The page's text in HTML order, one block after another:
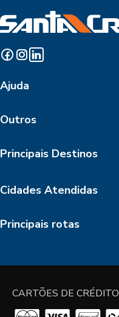
Ajuda
Outros
Principais Destinos
Cidades Atendidas
Principais rotas
CARTÕES DE CRÉDITO